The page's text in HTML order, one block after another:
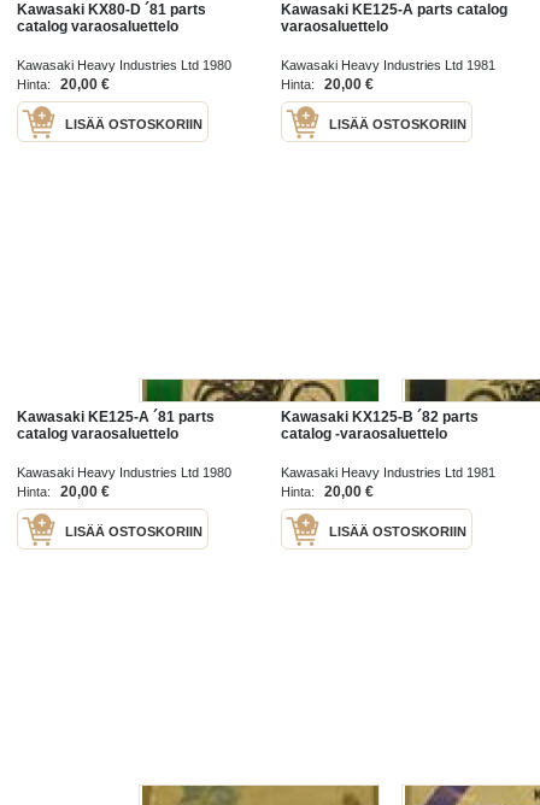
Kawasaki KX80-D ´81 parts
catalog varaosaluettelo
Kawasaki Heavy Industries Ltd 1980
Hinta:
20,00 €
LISÄÄ OSTOSKORIIN
Kawasaki KE125-A parts catalog
varaosaluettelo
Kawasaki Heavy Industries Ltd 1981
Hinta:
20,00 €
LISÄÄ OSTOSKORIIN
Kawasaki KE125-A ´81 parts
catalog varaosaluettelo
Kawasaki Heavy Industries Ltd 1980
Hinta:
20,00 €
LISÄÄ OSTOSKORIIN
Kawasaki KX125-B ´82 parts
catalog -varaosaluettelo
Kawasaki Heavy Industries Ltd 1981
Hinta:
20,00 €
LISÄÄ OSTOSKORIIN